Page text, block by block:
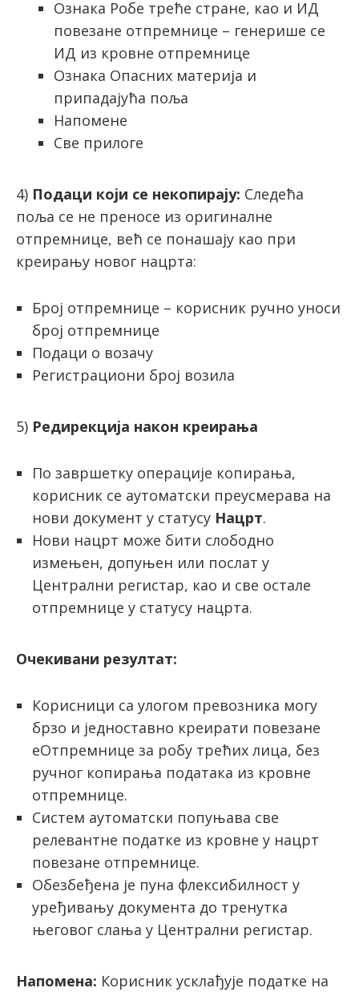
Ознака Робе треће стране, као и ИД
повезане отпремнице – генерише се
ИД из кровне отпремнице
Ознака Опасних материја и
припадајућа поља
Напомене
Све прилоге
4) Подаци који се некопирају: Следећа
поља се не преносе из оригиналне
отпремнице, већ се понашају као при
креирању новог нацрта:
Број отпремнице – корисник ручно уноси
број отпремнице
Подаци о возачу
Регистрациони број возила
5) Редирекција након креирања
По завршетку операције копирања,
корисник се аутоматски преусмерава на
нови документ у статусу Нацрт.
Нови нацрт може бити слободно
измењен, допуњен или послат у
Централни регистар, као и све остале
отпремнице у статусу нацрта.
Очекивани резултат:
Корисници са улогом превозника могу
брзо и једноставно креирати повезане
еОтпремнице за робу трећих лица, без
ручног копирања података из кровне
отпремнице.
Систем аутоматски попуњава све
релевантне податке из кровне у нацрт
повезане отпремнице.
Обезбеђена је пуна флексибилност у
уређивању документа до тренутка
његовог слања у Централни регистар.
Напомена: Корисник усклађује податке на